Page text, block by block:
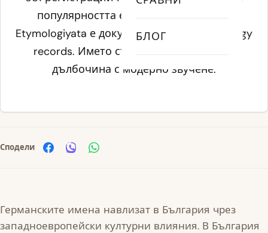
БЛОГ
популярността е отбелязан в 2020 г.
Etymologiyata е документирана на etymology
records. Името съчетава историческа
дълбочина с модерно звучене.
Сподели
Германските имена навлизат в България чрез
западноевропейски културни влияния. В България